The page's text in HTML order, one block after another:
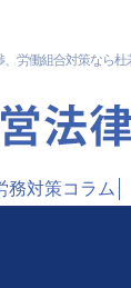
、労働組合対策なら
務対策コラム